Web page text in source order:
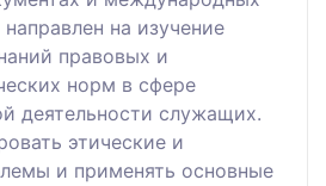
на изучение
правовых и
норм в сфере
деятельности служащих.
этические и
и применять основные